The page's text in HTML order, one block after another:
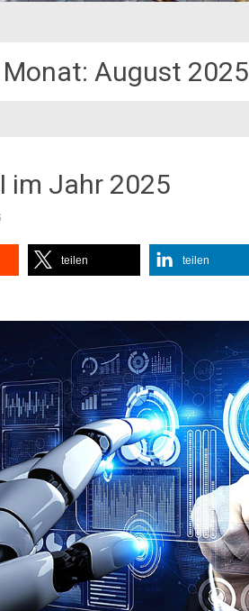
Monat: August 2025
im Jahr 2025
teilen teilen